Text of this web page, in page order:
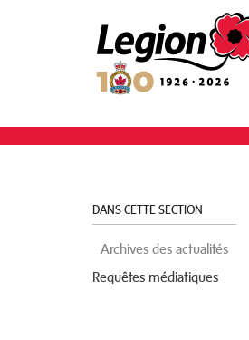
Royal Canadian Legion
DANS CETTE SECTION
Archives des actualités
Requêtes médiatiques